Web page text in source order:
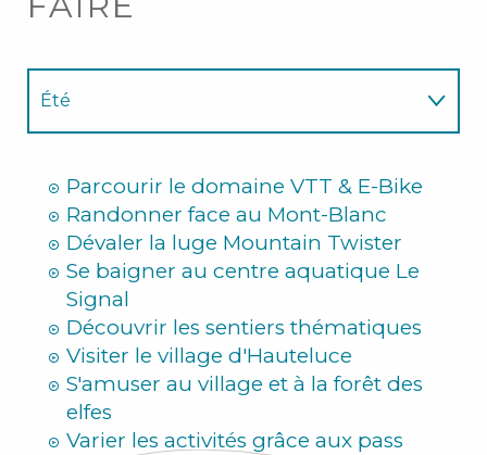
Été
Parcourir le domaine VTT & E-Bike
Randonner face au Mont-Blanc
Dévaler la luge Mountain Twister
Se baigner au centre aquatique Le
Signal
Découvrir les sentiers thématiques
Visiter le village d'Hauteluce
S'amuser au village et à la forêt des
elfes
Varier les activités grâce aux pass